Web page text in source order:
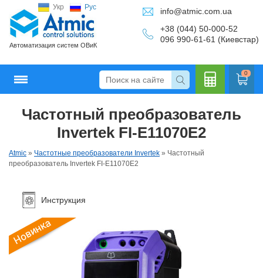
Укр Рус
Автоматизация систем ОВиК
info@atmic.com.ua
+38 (044) 50-000-52
096 990-61-61 (Киевстар)
0
Частотный преобразователь
Invertek FI-E11070E2
Atmic » Частотные преобразователи Invertek » Частотный
преобразователь Invertek FI-E11070E2
Инструкция